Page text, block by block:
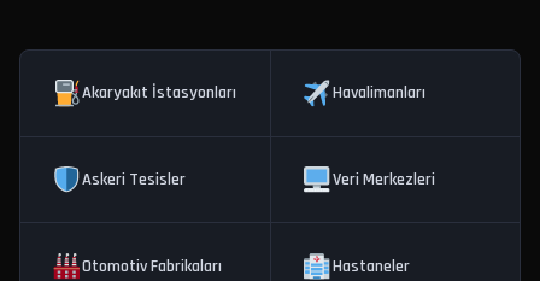
Akaryakıt İstasyonları Havalimanları
Askeri Tesisler Veri Merkezleri
Otomotiv Fabrikaları Hastaneler